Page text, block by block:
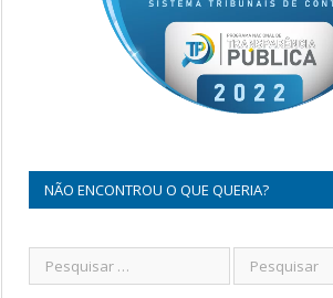
NÃO ENCONTROU O QUE QUERIA?